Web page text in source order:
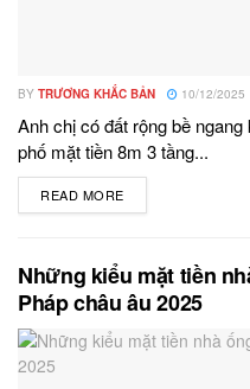
BY TRƯƠNG KHẮC BẢN 10/12/2025
Anh chị có đất rộng bề
phố mặt tiền 8m 3 tầng...
READ MORE
Những kiểu mặt tiền
Pháp châu âu 2025